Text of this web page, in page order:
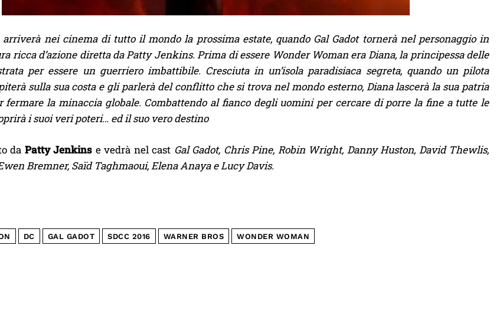
arriverà nei cinema di tutto il mondo la prossima estate, quando Gal Gadot tornerà nel personaggio in
ricca d’azione diretta da Patty Jenkins. Prima di essere Wonder Woman era Diana, la principessa delle
per essere un guerriero imbattibile. Cresciuta in un’isola paradisiaca segreta, quando un pilota
sulla sua costa e gli parlerà del conflitto che si trova nel mondo esterno, Diana lascerà la sua patria
fermare la minaccia globale. Combattendo al fianco degli uomini per cercare di porre la fine a tutte le
i suoi veri poteri… ed il suo vero destino
da Patty Jenkins e vedrà nel cast Gal Gadot, Chris Pine, Robin Wright, Danny Huston, David Thewlis,
Bremner, Saïd Taghmaoui, Elena Anaya e Lucy Davis.
DC GAL GADOT SDCC 2016 WARNER BROS WONDER WOMAN